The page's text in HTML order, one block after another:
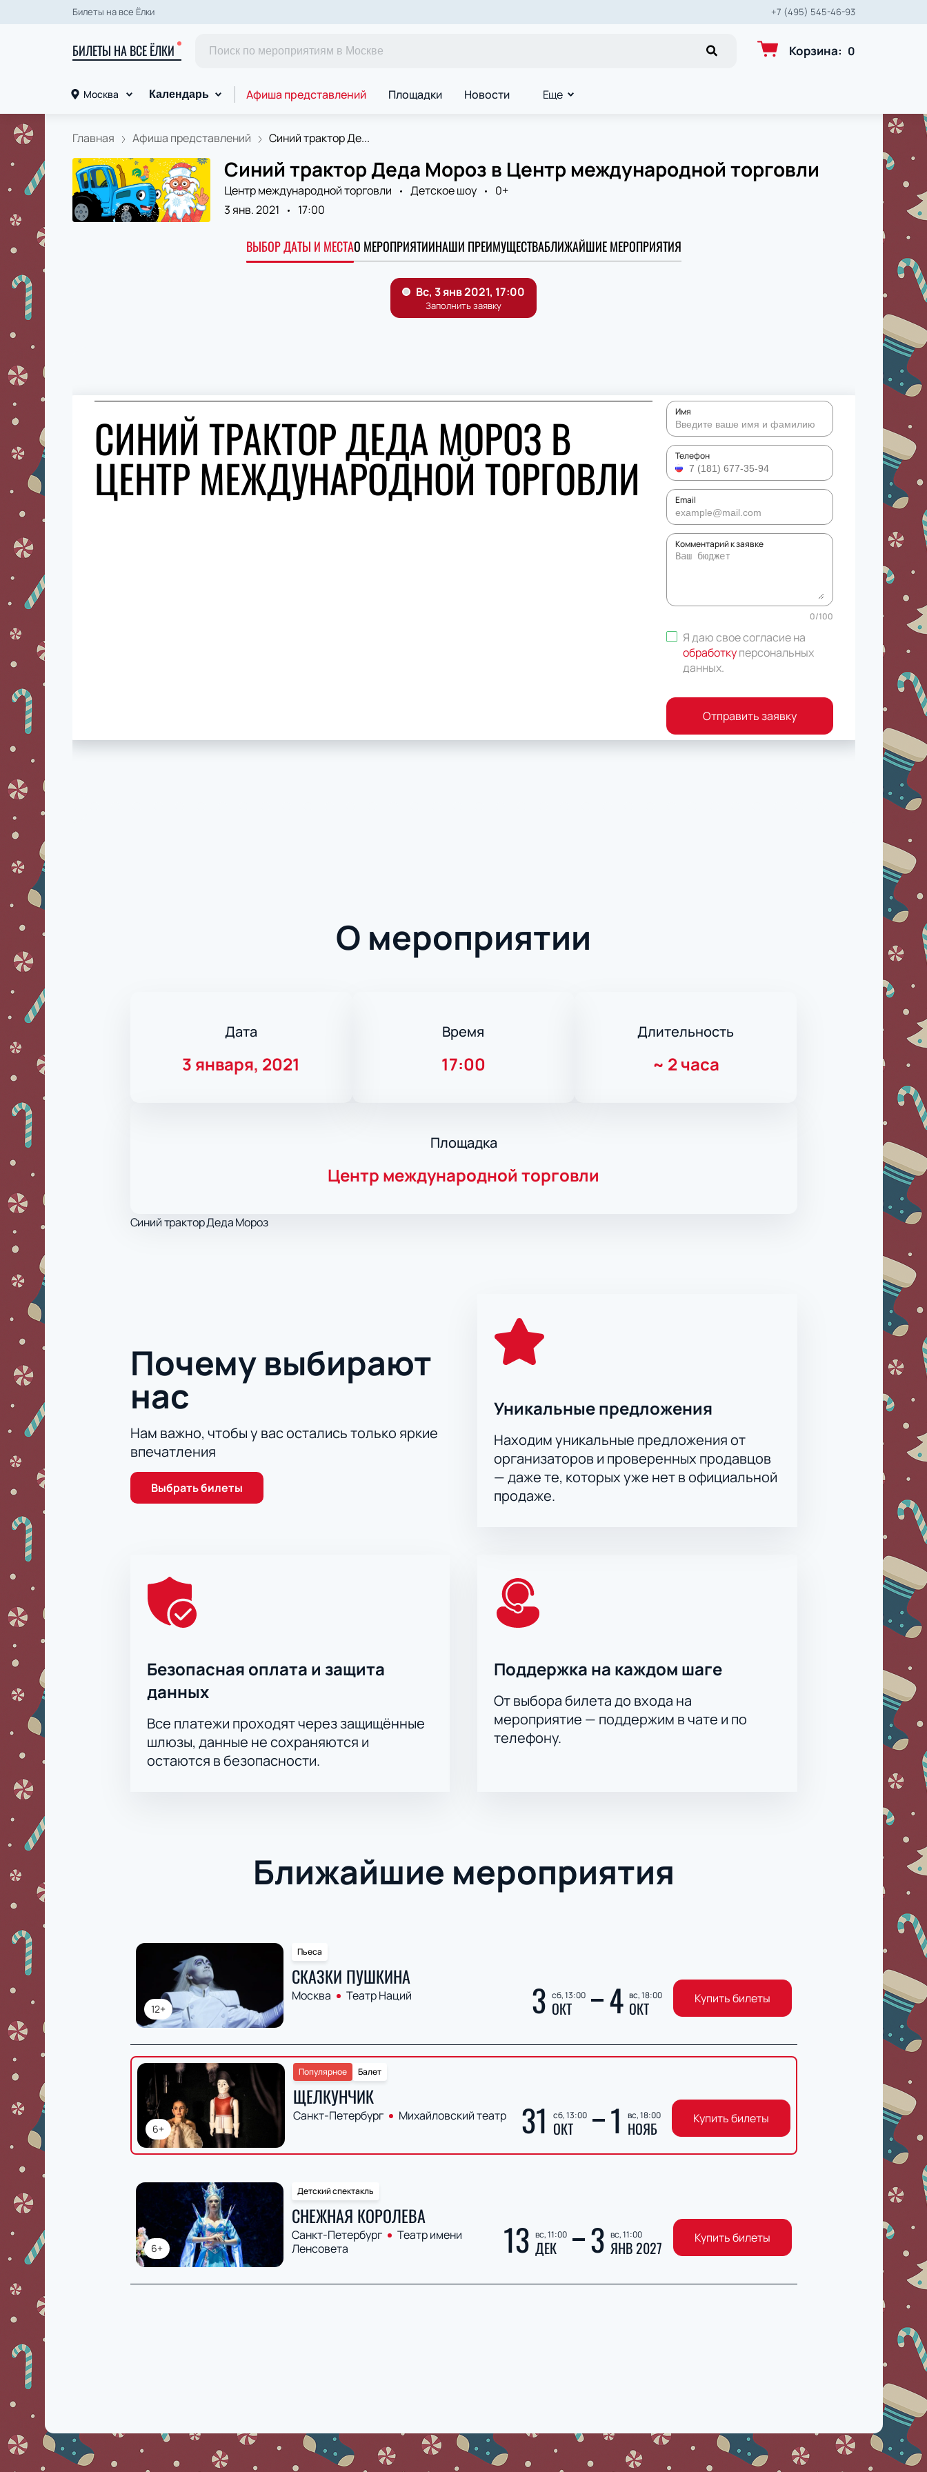
Билеты на все Ёлки +7 (495) 545-46-93
БИЛЕТЫ НА ВСЕ ЁЛКИ Корзина: 0
Москва Календарь Афиша представлений Площадки Новости Еще
Главная Афиша представлений Синий трактор Де...
Синий трактор Деда Мороз в Центр международной торговли
Центр международной торговли Детское шоу
0+
3 янв. 2021
17:00
ВЫБОР ДАТЫ И МЕСТАО МЕРОПРИЯТИИНАШИ ПРЕИМУЩЕСТВАБЛИЖАЙШИЕ МЕРОПРИЯТИЯ
СИНИЙ ТРАКТОР ДЕДА МОРОЗ В
ЦЕНТР МЕЖДУНАРОДНОЙ ТОРГОВЛИ
Имя
Телефон
Email
Комментарий к заявке
0/100
Я даю свое согласие на
обработкуперсональных
данных.
Отправить заявку
О мероприятии
Дата
3 января, 2021
Время
17:00
Длительность
~ 2 часа
Площадка
Центр международной торговли
Синий трактор Деда Мороз
Почему выбирают
нас
Нам важно, чтобы у вас остались только яркие
впечатления
Выбрать билеты
Уникальные предложения
Находим уникальные предложения от
организаторов и проверенных продавцов
— даже те, которых уже нет в официальной
продаже.
Безопасная оплата и защита
данных
Все платежи проходят через защищённые
шлюзы, данные не сохраняются и
остаются в безопасности.
Поддержка на каждом шаге
От выбора билета до входа на
мероприятие — поддержим в чате и по
телефону.
Ближайшие мероприятия
12+
Пьеса
СКАЗКИ ПУШКИНА
Москва Театр Наций 3 сб, 13:00
ОКТ 4 вс, 18:00
ОКТ Купить билеты
6+
Балет
Популярное
ЩЕЛКУНЧИК
Санкт-Петербург Михайловский театр 31 сб, 13:00
ОКТ 1 вс, 18:00
НОЯБ Купить билеты
6+
Детский спектакль
СНЕЖНАЯ КОРОЛЕВА
Санкт-Петербург
Театр имени
Ленсовета
13 вс, 11:00
ДЕК 3 вс, 11:00
ЯНВ 2027 Купить билеты